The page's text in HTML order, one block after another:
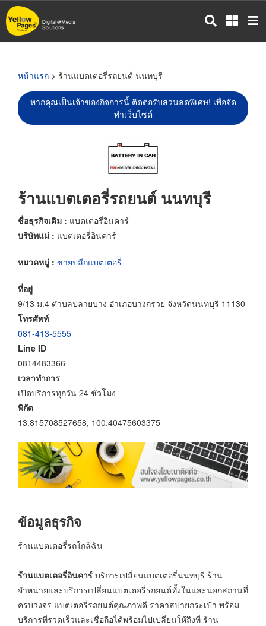
ข้าม
ไป
หน้าแรก > ร้านแบตเตอรี่รถยนต์ นนทบุรี
หากคุณเป็นเจ้าของกิจการนี้ ติดต่อรับส่วนลดพิเศษ! เพื่อจัด
ทำเว็บไซต์
ร้านแบตเตอรี่รถยนต์ นนทบุรี
ชื่อธุรกิจเดิม : แบตเตอรี่อินคาร์
บริษัทแม่ : แบตเตอรี่อินคาร์
หมวดหมู่ : ขายปลีกแบตเตอรี่
ที่อยู่
9/13 ม.4 ตำบลปลายบาง อำเภอบางกรวย จังหวัดนนทบุรี 11130
โทรศัพท์
081-413-5555
Line ID
0814483366
เวลาทำการ
เปิดบริการทุกวัน 24 ชั่วโมง
พิกัด
13.815708527658, 100.40475603375
ข้อมูลธุรกิจ
ร้านแบตเตอรี่รถใกล้ฉัน
ร้านแบตเตอรี่อินคาร์ บริการเปลี่ยนแบตเตอรี่นนทบุรี ร้าน
จำหน่ายและบริการเปลี่ยนแบตเตอรี่รถยนต์ทั้งในและนอกสถานที่
ครบวงจร แบตเตอรี่รถยนต์คุณภาพดี ราคาสบายกระเป๋า พร้อม
บริการที่รวดเร็วและเชื่อถือได้พร้อมไปเปลี่ยนให้ถึงที่ ร้าน